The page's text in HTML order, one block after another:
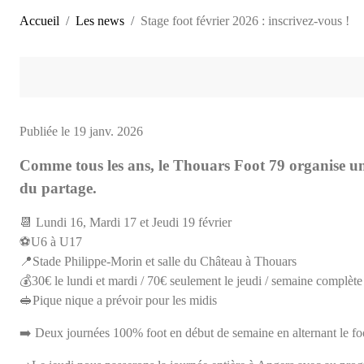
Accueil Les news Stage foot février 2026 : inscrivez-vous !
Publiée le 19 janv. 2026
Comme tous les ans, le Thouars Foot 79 organise
du partage.
📆 Lundi 16, Mardi 17 et Jeudi 19 février
⚽️U6 à U17
📍Stade Philippe-Morin et salle du Château à Thouars
💰30€ le lundi et mardi / 70€ seulement le jeudi / semaine
🥪Pique nique a prévoir pour les midis
➡️ Deux journées 100% foot en début de semaine en alternant le